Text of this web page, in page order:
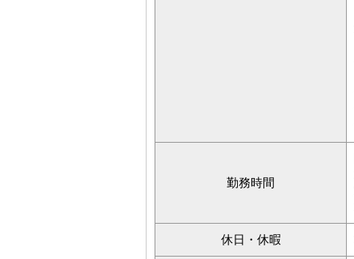
勤務時間
休日・休暇